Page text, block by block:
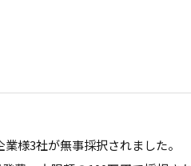
様3社が無事採択されました。